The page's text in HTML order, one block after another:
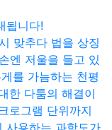
됩니다!
맞추다 법을 상징
엔 저울을 들고 있
를 가늠하는 천평
한 다툼의 해결이
로그램 단위까지
사용하는 과학도가